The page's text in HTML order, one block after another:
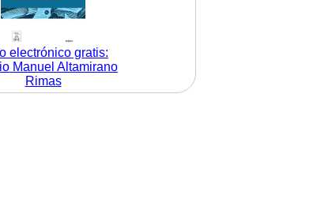
electrónico gratis:
Manuel Altamirano
Rimas